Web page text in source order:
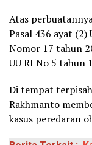
Atas
Pasal 436 ayat
Nomor 17 tahun
UU RI No 5 tahun
Di tempat
Rakhmanto
kasus peredaran